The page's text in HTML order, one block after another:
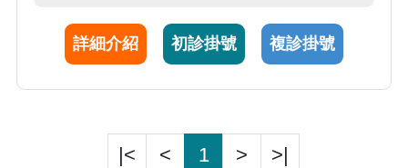
詳細介紹 初診掛號 複診掛號
|< < 1 > >|